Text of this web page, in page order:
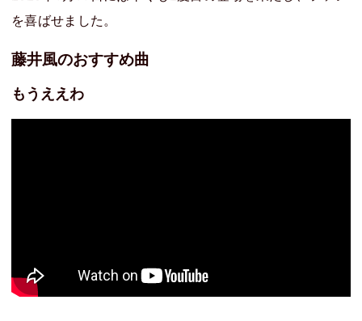
を喜ばせました。
藤井風のおすすめ曲
もうええわ